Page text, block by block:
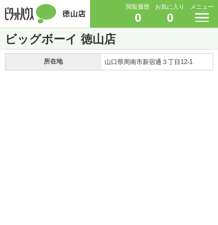
閲覧履歴
0
お気に入り
0
メニュー
ビッグボーイ 徳山店
所在地 山口県周南市新宿通３丁目12-1